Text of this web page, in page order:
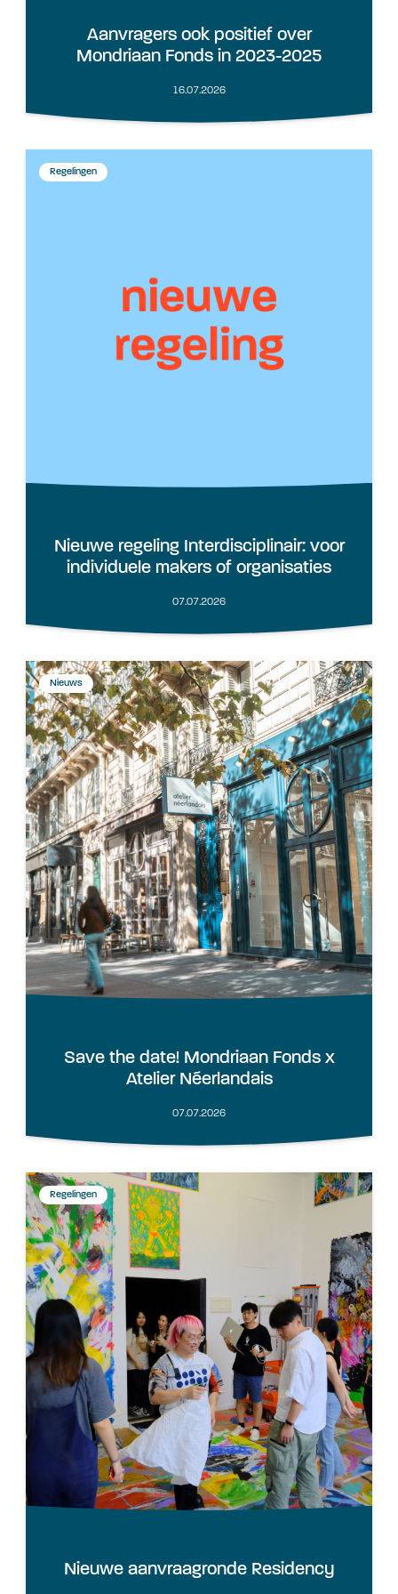
Aanvragers ook positief over
Mondriaan Fonds in 2023-2025
16.07.2026
Regelingen
Nieuwe regeling Interdisciplinair: voor
individuele makers of organisaties
07.07.2026
Nieuws
Save the date! Mondriaan Fonds x
Atelier Néerlandais
07.07.2026
Regelingen
Nieuwe aanvraagronde Residency